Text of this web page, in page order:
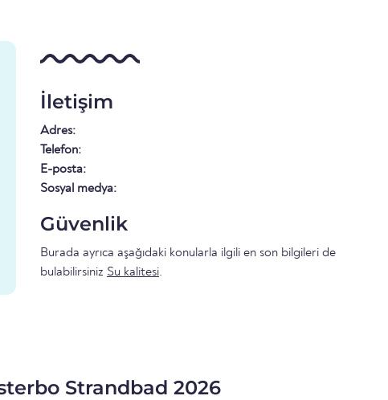
İletişim
Adres:
Telefon:
E-posta:
Sosyal medya:
Güvenlik
Burada ayrıca aşağıdaki konularla ilgili en son bilgileri de
bulabilirsiniz Su kalitesi.
Strandbad 2026